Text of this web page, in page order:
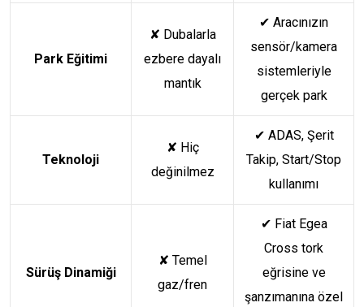
Park Eğitimi
✘ Dubalarla
ezbere dayalı
mantık
✔ Aracınızın
sensör/kamera
sistemleriyle
gerçek park
Teknoloji
✘ Hiç
değinilmez
✔ ADAS, Şerit
Takip, Start/Stop
kullanımı
Sürüş Dinamiği
✘ Temel
gaz/fren
✔ Fiat Egea
Cross tork
eğrisine ve
şanzımanına özel